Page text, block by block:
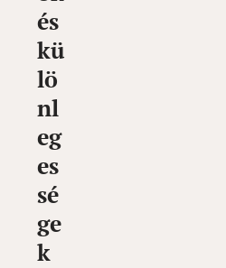
és
kü
lö
nl
eg
es
sé
ge
k